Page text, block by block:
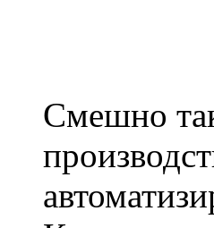
Смешно